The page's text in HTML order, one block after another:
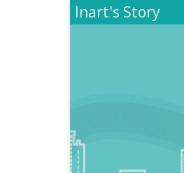
Inart's Story